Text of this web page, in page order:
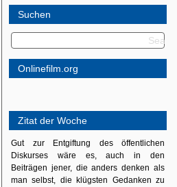
Suchen
Onlinefilm.org
Zitat der Woche
Gut zur Entgiftung des öffentlichen
Diskurses wäre es, auch in den
Beiträgen jener, die anders denken als
man selbst, die klügsten Gedanken zu